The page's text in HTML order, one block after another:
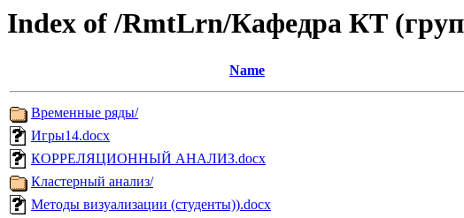
Index of /RmtLrn/Кафедра КТ
Name
Временные ряды/
Игры14.docx
КОРРЕЛЯЦИОННЫЙ АНАЛИЗ.docx
Кластерный анализ/
Методы визуализации (студенты)).docx